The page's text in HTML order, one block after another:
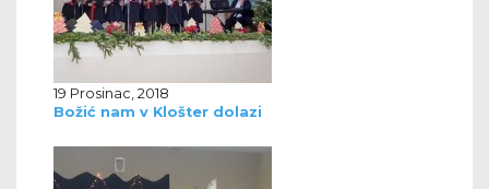
19 Prosinac, 2018
Božić nam v Klošter dolazi